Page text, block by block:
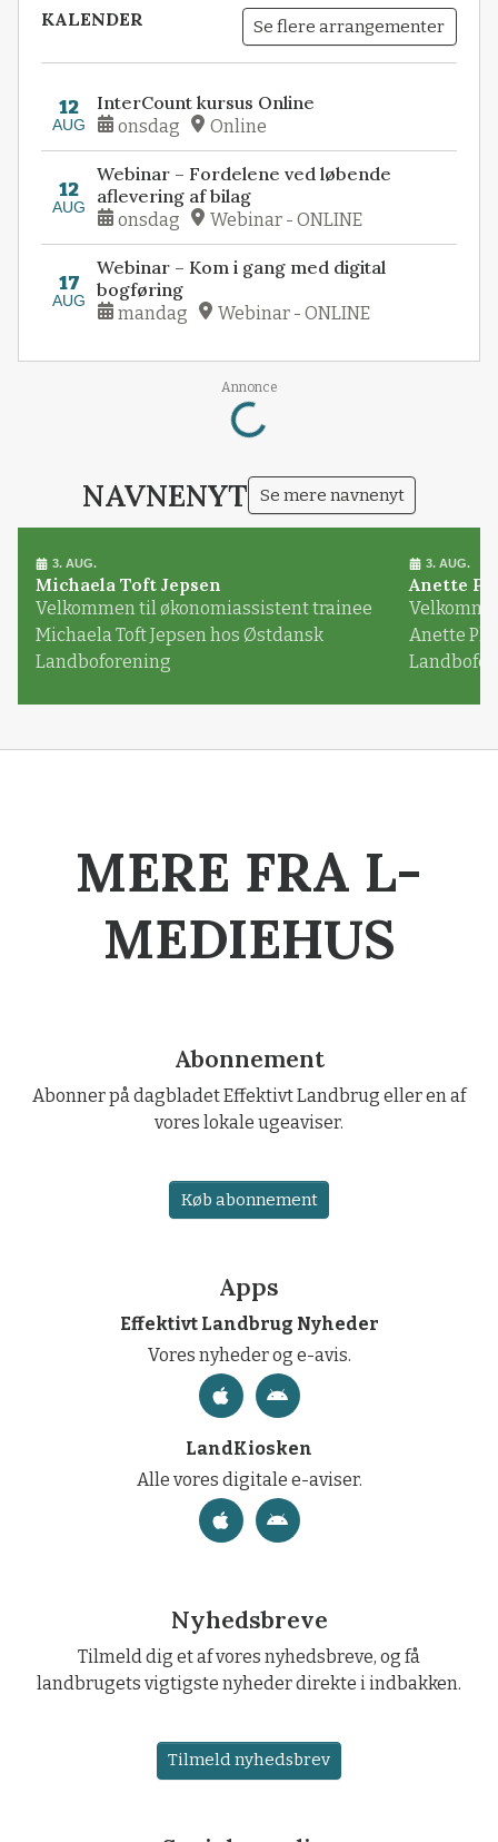
KALENDER Se flere arrangementer
12
AUG
InterCount kursus Online
onsdag Online
12
AUG
Webinar – Fordelene ved løbende
aflevering af bilag
onsdag Webinar - ONLINE
17
AUG
Webinar – Kom i gang med digital
bogføring
mandag Webinar - ONLINE
Annonce
Loading...
NAVNENYT Se mere navnenyt
3. AUG.
Michaela Toft Jepsen
Velkommen til økonomiassistent trainee
Michaela Toft Jepsen hos Østdansk
Landboforening
3. AUG.
Anette
Anette
MERE FRA L-
MEDIEHUS
Abonnement
Abonner på dagbladet Effektivt Landbrug eller en af
vores lokale ugeaviser.
Køb abonnement
Apps
Effektivt Landbrug Nyheder
Vores nyheder og e-avis.
LandKiosken
Alle vores digitale e-aviser.
Nyhedsbreve
Tilmeld dig et af vores nyhedsbreve, og få
landbrugets vigtigste nyheder direkte i indbakken.
Tilmeld nyhedsbrev